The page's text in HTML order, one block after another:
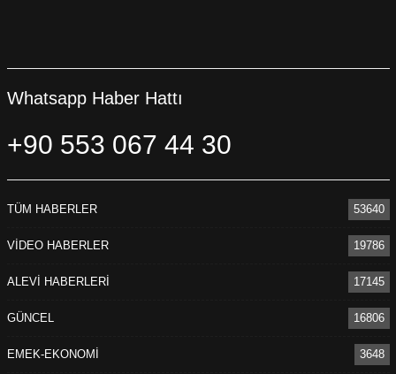
Whatsapp Haber Hattı
+90 553 067 44 30
TÜM HABERLER 53640
VİDEO HABERLER 19786
ALEVİ HABERLERİ 17145
GÜNCEL 16806
EMEK-EKONOMİ 3648